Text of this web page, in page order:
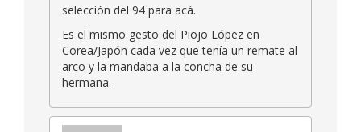
selección del 94 para acá.
Es el mismo gesto del Piojo López en
Corea/Japón cada vez que tenía un remate al
arco y la mandaba a la concha de su
hermana.